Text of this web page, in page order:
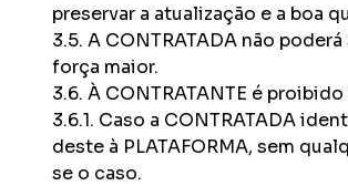
preservar a atualização e a boa
3.5. A CONTRATADA não
força maior.
3.6. À CONTRATANTE é
3.6.1. Caso a CONTRATADA
deste à PLATAFORMA, sem
se o caso.